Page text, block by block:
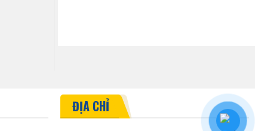
ĐỊA CHỈ